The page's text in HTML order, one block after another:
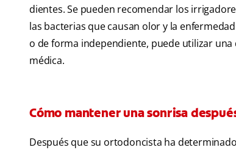
dientes. Se pueden recomendar los
las bacterias que causan olor y la
o de forma independiente, puede utilizar
médica.
Cómo mantener una sonrisa
Después que su ortodoncista ha